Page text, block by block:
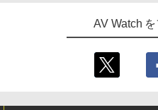
AV Watch